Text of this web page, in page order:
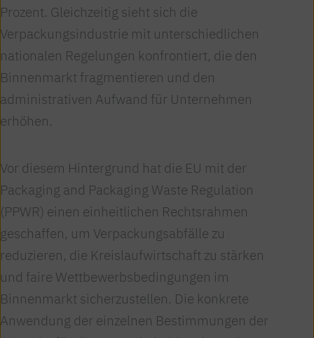
Prozent. Gleichzeitig sieht sich die
Verpackungsindustrie mit unterschiedlichen
nationalen Regelungen konfrontiert, die den
Binnenmarkt fragmentieren und den
administrativen Aufwand für Unternehmen
erhöhen.
Vor diesem Hintergrund hat die EU mit der
Packaging and Packaging Waste Regulation
(PPWR) einen einheitlichen Rechtsrahmen
geschaffen, um Verpackungsabfälle zu
reduzieren, die Kreislaufwirtschaft zu stärken
und faire Wettbewerbsbedingungen im
Binnenmarkt sicherzustellen. Die konkrete
Anwendung der einzelnen Bestimmungen der